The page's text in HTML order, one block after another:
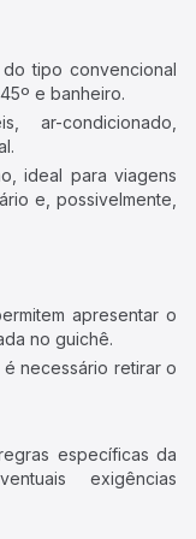
tipo convencional
e banheiro.
ar-condicionado,
ideal para viagens
e, possivelmente,
apresentar o
no guichê.
necessário retirar o
específicas da
exigências